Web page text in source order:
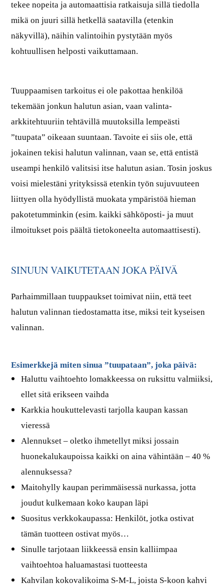
tekee nopeita ja automaattisia ratkaisuja sillä tiedolla
mikä on juuri sillä hetkellä saatavilla (etenkin
näkyvillä), näihin valintoihin pystytään myös
kohtuullisen helposti vaikuttamaan.
Tuuppaamisen tarkoitus ei ole pakottaa henkilöä
tekemään jonkun halutun asian, vaan valinta-
arkkitehtuuriin tehtävillä muutoksilla lempeästi
”tuupata” oikeaan suuntaan. Tavoite ei siis ole, että
jokainen tekisi halutun valinnan, vaan se, että entistä
useampi henkilö valitsisi itse halutun asian. Tosin joskus
voisi mielestäni yrityksissä etenkin työn sujuvuuteen
liittyen olla hyödyllistä muokata ympäristöä hieman
pakotetumminkin (esim. kaikki sähköposti- ja muut
ilmoitukset pois päältä tietokoneelta automaattisesti).
SINUUN VAIKUTETAAN JOKA PÄIVÄ
Parhaimmillaan tuuppaukset toimivat niin, että teet
halutun valinnan tiedostamatta itse, miksi teit kyseisen
valinnan.
Esimerkkejä miten sinua ”tuupataan”, joka päivä:
Haluttu vaihtoehto lomakkeessa on ruksittu valmiiksi,
ellet sitä erikseen vaihda
Karkkia houkuttelevasti tarjolla kaupan kassan
vieressä
Alennukset – oletko ihmetellyt miksi jossain
huonekalukaupoissa kaikki on aina vähintään – 40 %
alennuksessa?
Maitohylly kaupan perimmäisessä nurkassa, jotta
joudut kulkemaan koko kaupan läpi
Suositus verkkokaupassa: Henkilöt, jotka ostivat
tämän tuotteen ostivat myös…
Sinulle tarjotaan liikkeessä ensin kalliimpaa
vaihtoehtoa haluamastasi tuotteesta
Kahvilan kokovalikoima S-M-L, joista S-koon kahvi